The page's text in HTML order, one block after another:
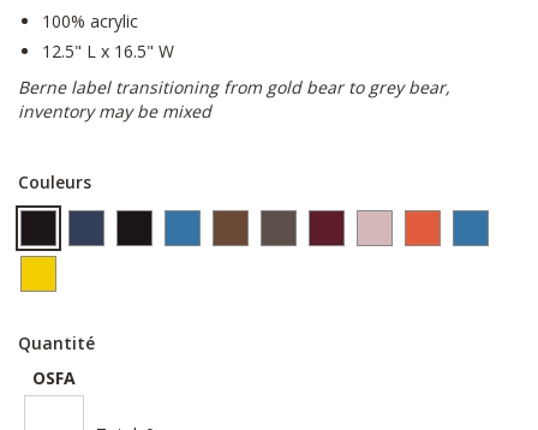
100% acrylic
12.5" L x 16.5" W
Berne label transitioning from gold bear to grey bear,
inventory may be mixed
Couleurs
Quantité
OSFA